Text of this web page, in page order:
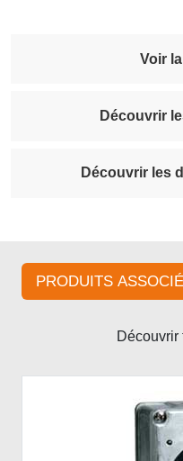
Voir
Découvrir
Découvrir les
PRODUITS
Découvrir